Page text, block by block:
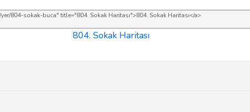
804. Sokak Haritası